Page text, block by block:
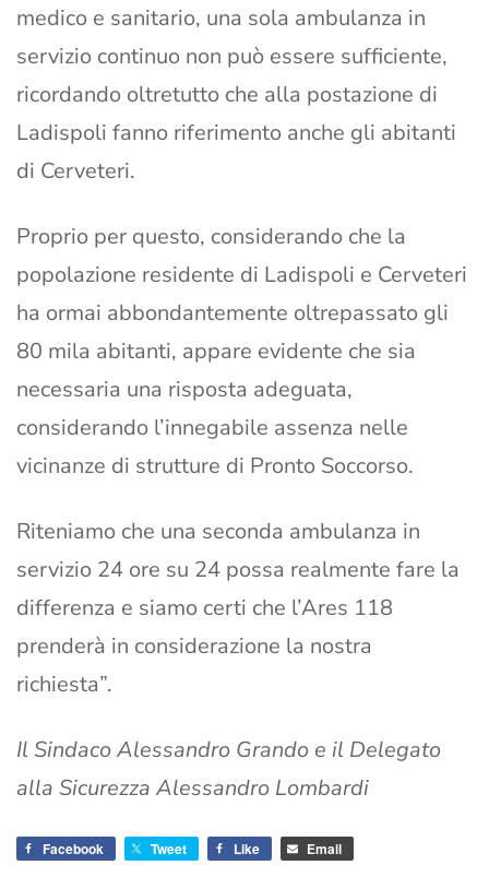
medico e sanitario, una sola ambulanza in
servizio continuo non può essere sufficiente,
ricordando oltretutto che alla postazione di
Ladispoli fanno riferimento anche gli abitanti
di Cerveteri.
Proprio per questo, considerando che la
popolazione residente di Ladispoli e Cerveteri
ha ormai abbondantemente oltrepassato gli
80 mila abitanti, appare evidente che sia
necessaria una risposta adeguata,
considerando l’innegabile assenza nelle
vicinanze di strutture di Pronto Soccorso.
Riteniamo che una seconda ambulanza in
servizio 24 ore su 24 possa realmente fare la
differenza e siamo certi che l’Ares 118
prenderà in considerazione la nostra
richiesta”.
Il Sindaco Alessandro Grando e il Delegato
alla Sicurezza Alessandro Lombardi
Facebook Tweet Like Email